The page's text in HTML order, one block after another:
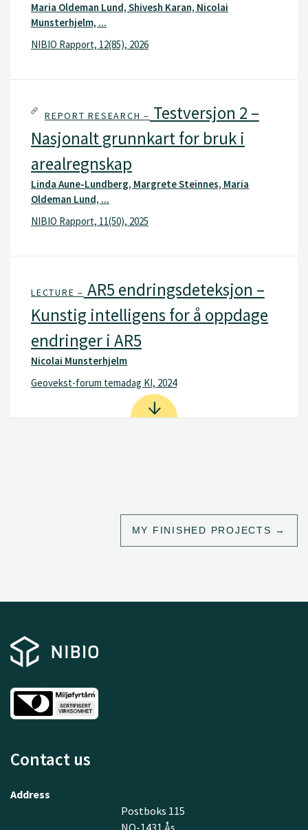
Maria Oldeman Lund, Shivesh Karan, Nicolai
Munsterhjelm, ...
NIBIO Rapport, 12(85), 2026
REPORT RESEARCH – Testversjon 2 –
Nasjonalt grunnkart for bruk i
arealregnskap
Linda Aune-Lundberg, Margrete Steinnes, Maria
Oldeman Lund, ...
NIBIO Rapport, 11(50), 2025
LECTURE – AR5 endringsdeteksjon –
Kunstig intelligens for å oppdage
endringer i AR5
Nicolai Munsterhjelm
Geovekst-forum temadag KI, 2024
MY FINISHED PROJECTS
Contact us
Address
Postboks 115